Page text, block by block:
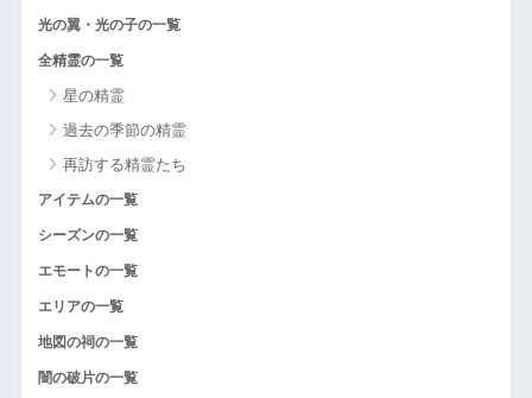
光の翼・光の子の一覧
全精霊の一覧
星の精霊
過去の季節の精霊
再訪する精霊たち
アイテムの一覧
シーズンの一覧
エモートの一覧
エリアの一覧
地図の祠の一覧
闇の破片の一覧